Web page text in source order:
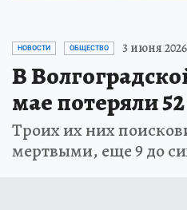
НОВОСТИ ОБЩЕСТВО 3 июня
В
мае потеряли
Троих их них
мертвыми, еще 9 до